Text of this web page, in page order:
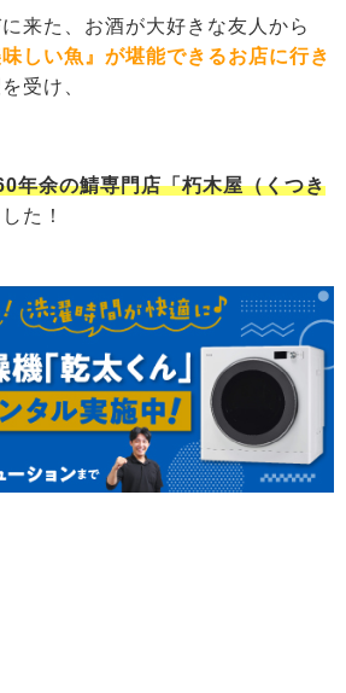
来た、お酒が大好きな友人から
味しい魚』が堪能できるお店に行き
受け、
年余の鯖専門店「朽木屋（くつき
た！